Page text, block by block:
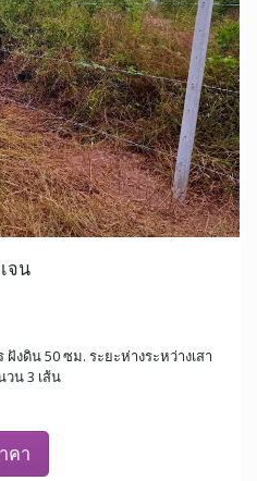
จน
ฝังดิน 50 ซม. ระยะห่างระหว่างเสา
วน 3 เส้น
คา